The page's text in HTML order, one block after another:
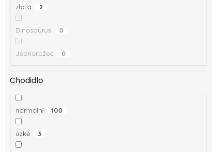
zlatá 2
Dinosaurus 0
Jednorožec 0
Chodidlo
normální 100
úzké 3